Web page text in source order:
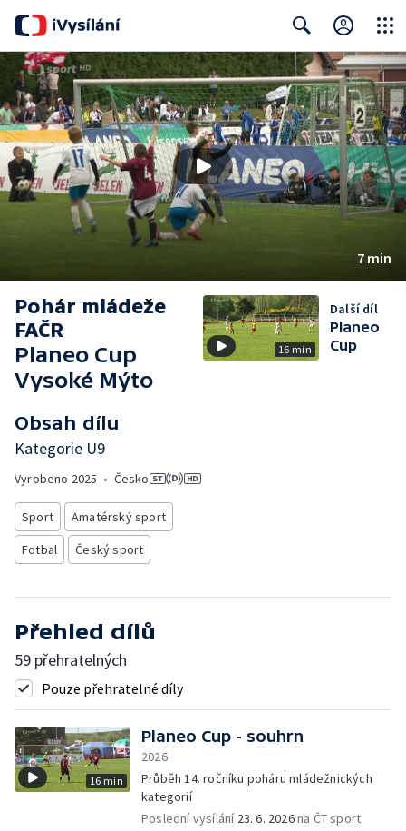
Search Close
7 min
Pohár mládeže
FAČR
Planeo Cup
Vysoké Mýto
Obsah dílu
Kategorie U9
Vyrobeno 2025 • Česko
Sport
Amatérský sport
Fotbal
Český sport
16 min
Další díl
Planeo
Cup
Přehled dílů
59 přehratelných
Pouze přehratelné díly
16 min
Planeo Cup - souhrn
2026
Průběh 14. ročníku poháru mládežnických
kategorií
Poslední vysílání 23. 6. 2026na ČT sport